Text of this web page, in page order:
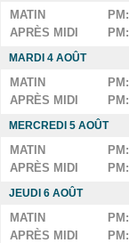
MATIN PM:
APRÈS MIDI
PM:
MARDI 4 AOÛT
MATIN PM:
APRÈS MIDI
PM:
MERCREDI 5 AOÛT
MATIN PM:
APRÈS MIDI
PM:
JEUDI 6 AOÛT
MATIN PM:
APRÈS MIDI
PM: